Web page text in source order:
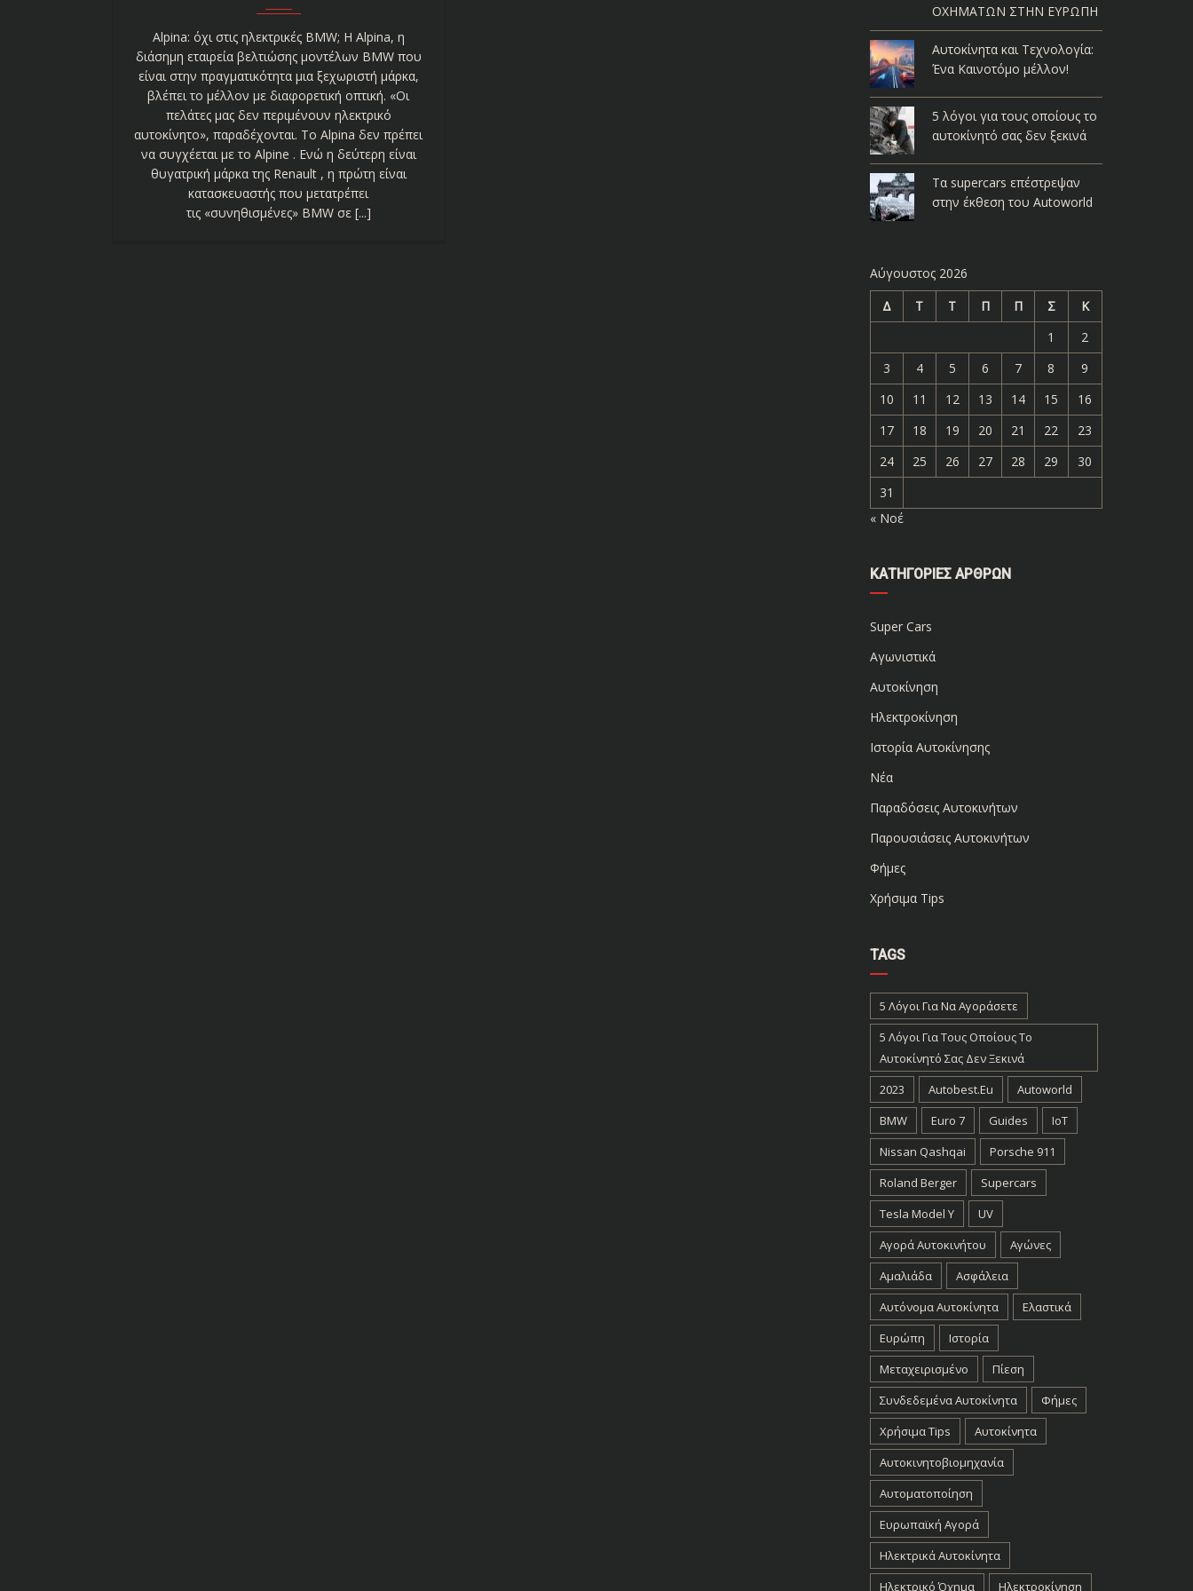
Alpina: όχι στις ηλεκτρικές BMW; Η Alpina, η
διάσημη εταιρεία βελτιώσης μοντέλων BMW που
είναι στην πραγματικότητα μια ξεχωριστή μάρκα,
βλέπει το μέλλον με διαφορετική οπτική. «Οι
πελάτες μας δεν περιμένουν ηλεκτρικό
αυτοκίνητο», παραδέχονται. Το Alpina δεν πρέπει
να συγχέεται με το Alpine . Ενώ η δεύτερη είναι
θυγατρική μάρκα της Renault , η πρώτη είναι
κατασκευαστής που μετατρέπει
τις «συνηθισμένες» BMW σε [...]
ΟΧΗΜΑΤΩΝ ΣΤΗΝ ΕΥΡΩΠΗ
Αυτοκίνητα και Τεχνολογία:
Ένα Καινοτόμο μέλλον!
5 λόγοι για τους οποίους το
αυτοκίνητό σας δεν ξεκινά
Τα supercars επέστρεψαν
στην έκθεση του Autoworld
Αύγουστος 2026
Δ
Τ Τ Π Π Σ
Κ
1
2
3
4 5 6 7 8
9
10
11 12 13 14 15
16
17
18 19 20 21 22
23
24
25 26 27 28 29
30
31
« Νοέ
ΚΑΤΗΓΟΡΊΕΣ ΆΡΘΡΩΝ
Super Cars
Αγωνιστικά
Αυτοκίνηση
Ηλεκτροκίνηση
Ιστορία Αυτοκίνησης
Νέα
Παραδόσεις Αυτοκινήτων
Παρουσιάσεις Αυτοκινήτων
Φήμες
Χρήσιμα Tips
TAGS
5 Λόγοι Για Να Αγοράσετε
5 Λόγοι Για Τους Οποίους Το
Αυτοκίνητό Σας Δεν Ξεκινά
2023
Autobest.eu
Autoworld
BMW
Euro 7 Guides
IoT
Nissan Qashqai
Porsche 911
Roland Berger
Supercars
Tesla Model Y
UV
Αγορά Αυτοκινήτου
Αγώνες
Αμαλιάδα
Ασφάλεια
Αυτόνομα Αυτοκίνητα
Ελαστικά
Ευρώπη
Ιστορία
Μεταχειρισμένο
Πίεση
Συνδεδεμένα Αυτοκίνητα
Φήμες
Χρήσιμα Tips
Αυτοκίνητα
Αυτοκινητοβιομηχανία
Αυτοματοποίηση
Ευρωπαϊκή Αγορά
Ηλεκτρικά Αυτοκίνητα
Ηλεκτρικό Όχημα
Ηλεκτροκίνηση